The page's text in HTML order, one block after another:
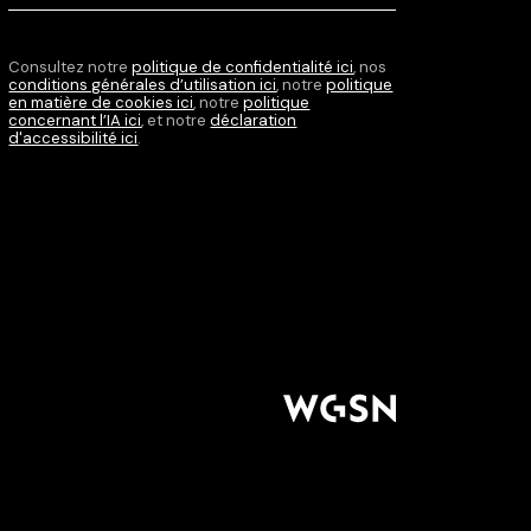
your
Consultez notrepolitique de confidentialité ici, nos
conditions générales d’utilisation ici, notrepolitique
en matière de cookies ici, notrepolitique
concernant l’IA ici, et notredéclaration
d'accessibilité ici.